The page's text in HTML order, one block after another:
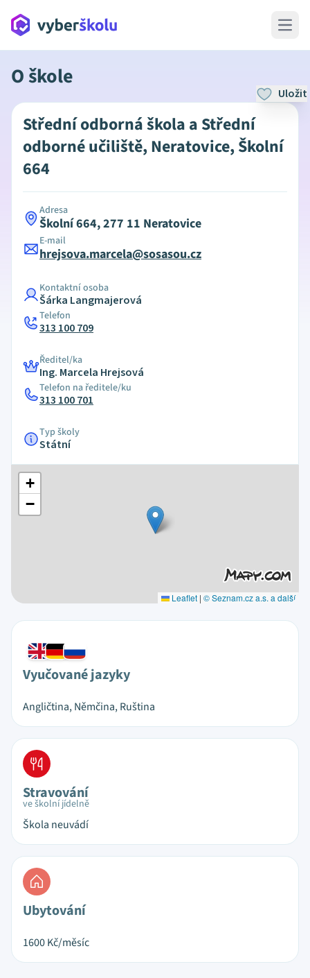
Open
O škole
Uložit
Střední odborná škola a Střední
odborné učiliště, Neratovice, Školní
664
Adresa
Školní 664, 277 11 Neratovice
E-mail
hrejsova.marcela@sosasou.cz
Kontaktní osoba
Šárka Langmajerová
Telefon
313 100 709
Ředitel/ka
Ing. Marcela Hrejsová
Telefon na ředitele/ku
313 100 701
Typ školy
Státní
+
−
Leaflet | © Seznam.cz a.s. a další
Vyučované jazyky
Angličtina, Němčina, Ruština
Stravování
ve školní jídelně
Škola neuvádí
Ubytování
1600Kč/měsíc